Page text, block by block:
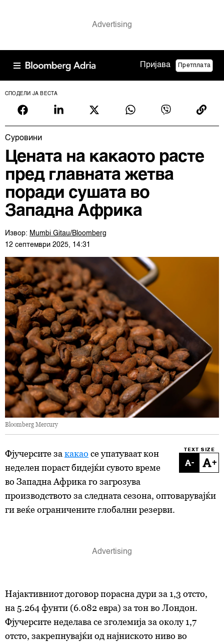
Пријава Претплата
СПОДЕЛИ ЈА ВЕСТА
Суровини
Цената на какаото расте
пред главната жетва
поради сушата во
Западна Африка
Извор: Mumbi Gitau/Bloomberg
12 септември 2025, 14:31
Bloomberg Mercury
TEXT SIZE
- +
Фјучерсите за какао се упатуваат кон
неделен пораст бидејќи сувото време
во Западна Африка го загрозува
производството за следната сезона, оптоварувајќи
ги веќе ограничените глобални резерви.
Најактивниот договор порасна дуриза 1,3 отсто,
на 5.264 фунти (6.082 евра) за тон во Лондон.
Фјучерсите неделава се зголемија за околу 1,7
отсто, закрепнувајќи од најниското ниво во